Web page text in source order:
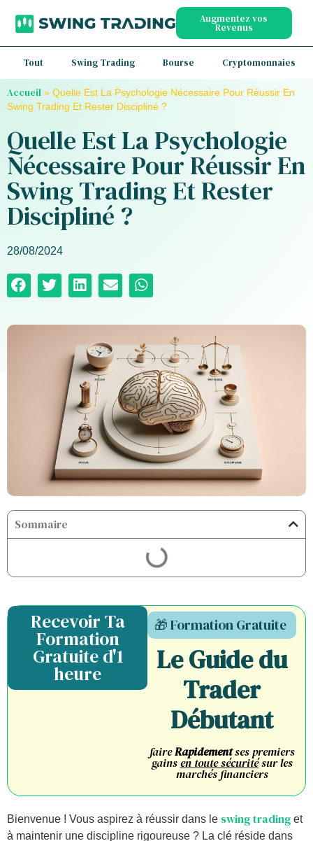
Augmentez vos
Revenus
Tout Swing Trading Bourse Cryptomonnaies
Accueil » Quelle Est La Psychologie Nécessaire Pour Réussir En
Swing Trading Et Rester Discipliné ?
Quelle Est La Psychologie
Nécessaire Pour Réussir En
Swing Trading Et Rester
Discipliné ?
28/08/2024
Sommaire
Recevoir Ta
Formation
Gratuite d'1
heure
🎁 Formation Gratuite
Le Guide du
Trader
Débutant
faireRapidementses premiers
gainsen toute sécuritésur les
marchés financiers
Bienvenue ! Vous aspirez à réussir dans le swing trading et
à maintenir une discipline rigoureuse ? La clé réside dans